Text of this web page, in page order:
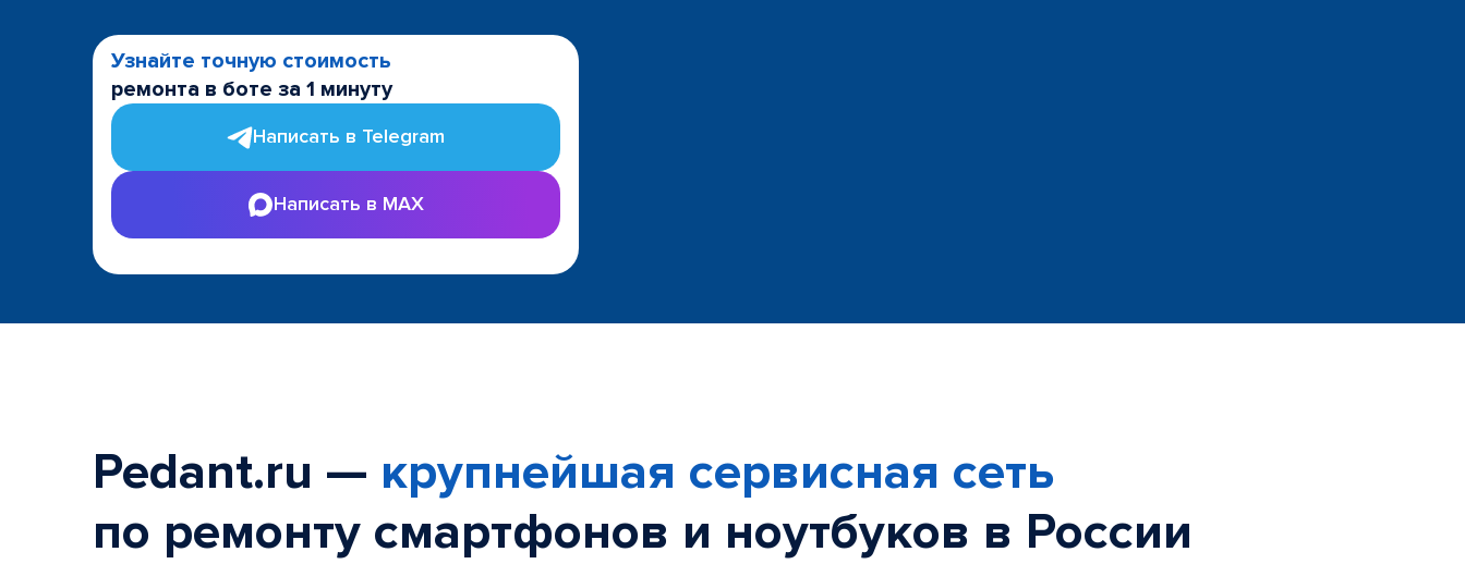
Узнайте точную стоимость
ремонта в боте за 1 минуту
Написать в Telegram
Написать в MAX
Pedant.ru — крупнейшая сервисная сеть
по ремонту смартфонов и ноутбуков в России